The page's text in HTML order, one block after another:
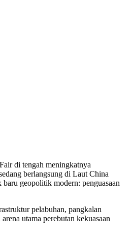
di tengah meningkatnya
berlangsung di Laut China
geopolitik modern: penguasaan
pelabuhan, pangkalan
utama perebutan kekuasaan